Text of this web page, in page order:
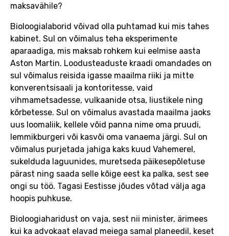
maksavähile?
Bioloogialaborid võivad olla puhtamad kui mis tahes
kabinet. Sul on võimalus teha eksperimente
aparaadiga, mis maksab rohkem kui eelmise aasta
Aston Martin. Loodusteaduste kraadi omandades on
sul võimalus reisida igasse maailma riiki ja mitte
konverentsisaali ja kontoritesse, vaid
vihmametsadesse, vulkaanide otsa, liustikele ning
kõrbetesse. Sul on võimalus avastada maailma jaoks
uus loomaliik, kellele võid panna nime oma pruudi,
lemmikburgeri või kasvõi oma vanaema järgi. Sul on
võimalus purjetada jahiga kaks kuud Vahemerel,
sukelduda laguunides, muretseda päikesepõletuse
pärast ning saada selle kõige eest ka palka, sest see
ongi su töö. Tagasi Eestisse jõudes võtad välja aga
hoopis puhkuse.
Bioloogiaharidust on vaja, sest nii minister, ärimees
kui ka advokaat elavad meiega samal planeedil, keset